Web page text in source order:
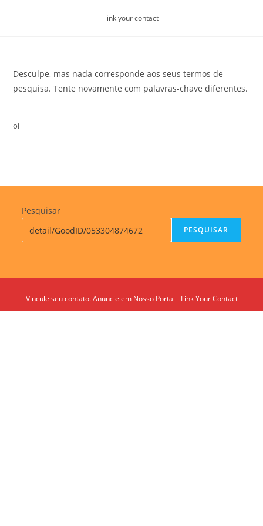
link your contact
Desculpe, mas nada corresponde aos seus termos de
pesquisa. Tente novamente com palavras-chave diferentes.
oi
Pesquisar
PESQUISAR
Vincule seu contato. Anuncie em Nosso Portal - Link Your Contact